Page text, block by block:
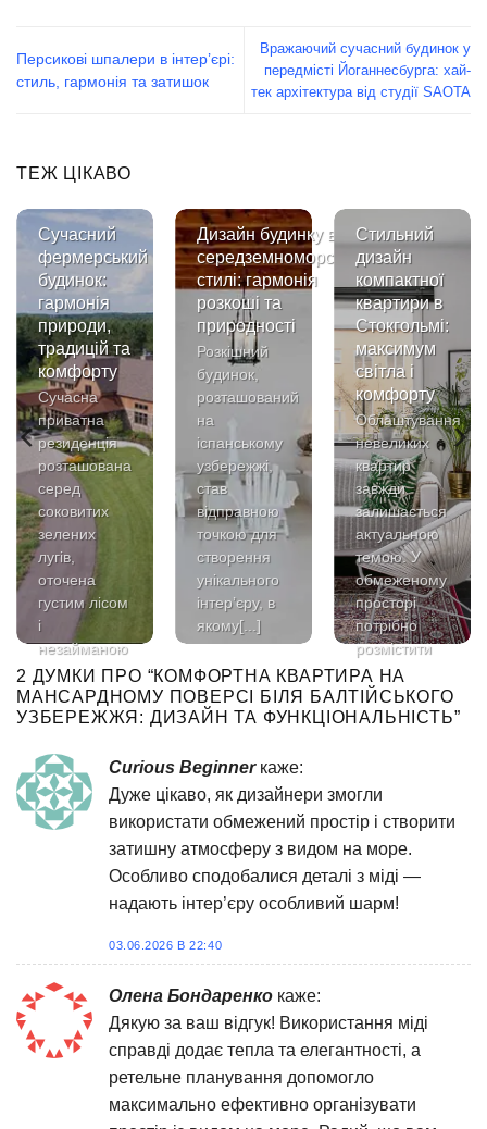
Персикові шпалери в інтер’єрі:
стиль, гармонія та затишок
Вражаючий сучасний будинок у
передмісті Йоганнесбурга: хай-
тек архітектура від студії SAOTA
ТЕЖ ЦІКАВО
Сучасний
фермерський
будинок:
гармонія
природи,
традицій та
комфорту
Сучасна
приватна
резиденція
розташована
серед
соковитих
зелених
лугів,
оточена
густим лісом
і
незайманою
природою.
Це[...]
Дизайн будинку в
середземноморському
стилі: гармонія
розкоші та
природності
Розкішний
будинок,
розташований
на
іспанському
узбережжі,
став
відправною
точкою для
створення
унікального
інтер’єру, в
якому[...]
Стильний
дизайн
компактної
квартири в
Стокгольмі:
максимум
світла і
комфорту
Облаштування
невеликих
квартир
завжди
залишається
актуальною
темою. У
обмеженому
просторі
потрібно
розмістити
весь
необхідний
функціонал[...]
2 ДУМКИ ПРО “КОМФОРТНА КВАРТИРА НА
МАНСАРДНОМУ ПОВЕРСІ БІЛЯ БАЛТІЙСЬКОГО
УЗБЕРЕЖЖЯ: ДИЗАЙН ТА ФУНКЦІОНАЛЬНІСТЬ”
Curious Beginner каже:
Дуже цікаво, як дизайнери змогли
використати обмежений простір і створити
затишну атмосферу з видом на море.
Особливо сподобалися деталі з міді —
надають інтер’єру особливий шарм!
03.06.2026 В 22:40
Олена Бондаренко каже:
Дякую за ваш відгук! Використання міді
справді додає тепла та елегантності, а
ретельне планування допомогло
максимально ефективно організувати